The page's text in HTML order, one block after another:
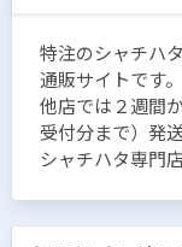
特注のシャチハ
通販サイトです。
他店では２週間
受付分まで）発
シャチハタ専門